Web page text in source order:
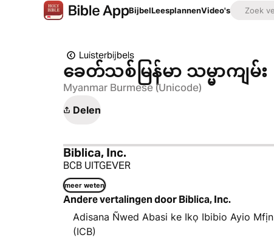
BijbelLeesplannenVideo's
Luisterbijbels
ခေတ်သစ်​မြန်မာ သမ္မာကျမ်း
Myanmar Burmese (Unicode)
Delen
Biblica, Inc.
BCB UITGEVER
meer weten
Andere vertalingen door Biblica, Inc.
Adisana Ñwed Abasi ke Ikọ Ibibio Ayio Mfịn
(ICB)